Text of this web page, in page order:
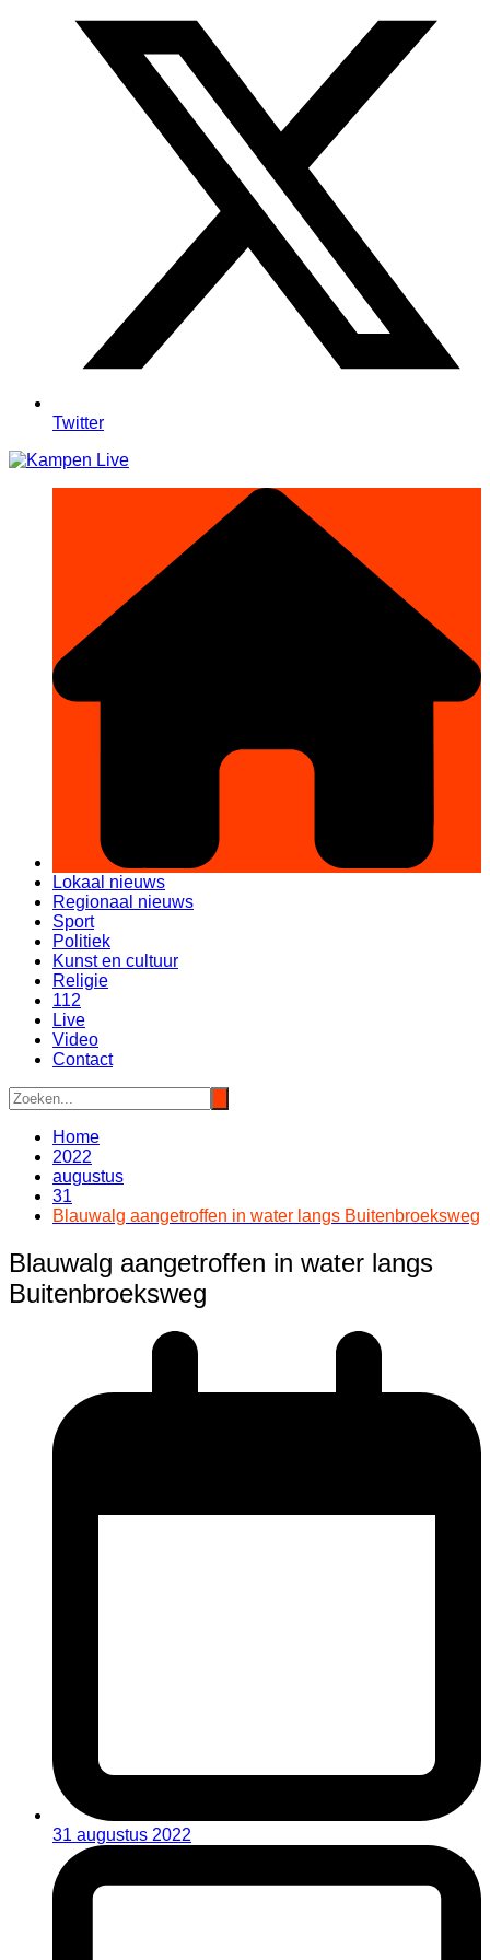
Twitter
Lokaal nieuws
Regionaal nieuws
Sport
Politiek
Kunst en cultuur
Religie
112
Live
Video
Contact
Home
2022
augustus
31
Blauwalg aangetroffen in water langs Buitenbroeksweg
Blauwalg aangetroffen in water langs
Buitenbroeksweg
31 augustus 2022